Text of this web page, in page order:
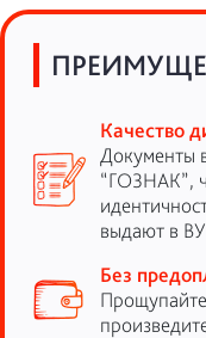
Качество
Документы
“ГОЗНАК”,
выдают в
Без